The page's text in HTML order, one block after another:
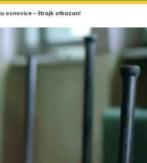
osnovice – štrajk otkazan!